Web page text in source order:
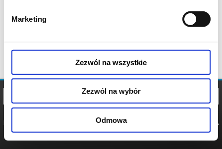
Marketing
Zezwól na wszystkie
Zezwól na wybór
Odmowa
POLITYKA
POLITYKA